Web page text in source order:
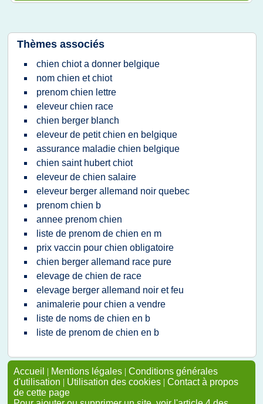
Thèmes associés
chien chiot a donner belgique
nom chien et chiot
prenom chien lettre
eleveur chien race
chien berger blanch
eleveur de petit chien en belgique
assurance maladie chien belgique
chien saint hubert chiot
eleveur de chien salaire
eleveur berger allemand noir quebec
prenom chien b
annee prenom chien
liste de prenom de chien en m
prix vaccin pour chien obligatoire
chien berger allemand race pure
elevage de chien de race
elevage berger allemand noir et feu
animalerie pour chien a vendre
liste de noms de chien en b
liste de prenom de chien en b
Accueil | Mentions légales | Conditions générales
d'utilisation | Utilisation des cookies | Contact à propos
de cette page